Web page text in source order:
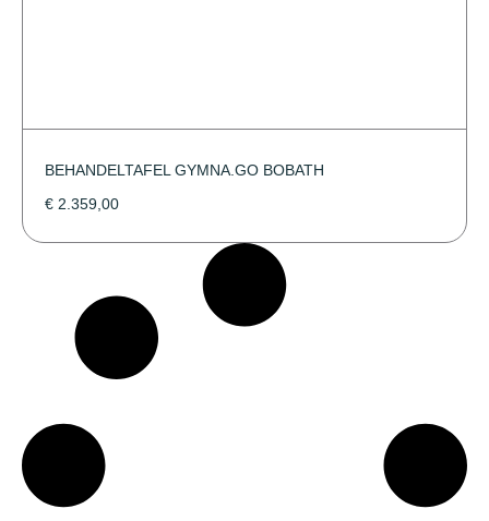
BEHANDELTAFEL GYMNA.GO BOBATH
€ 2.359,00